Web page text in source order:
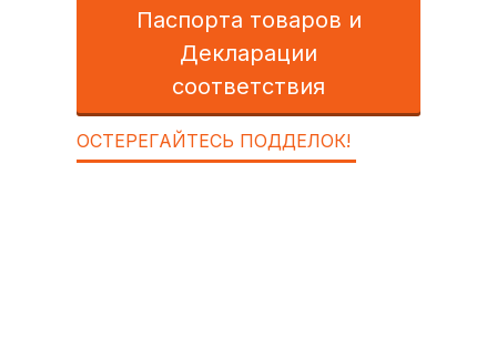
Паспорта товаров и
Декларации
соответствия
ОСТЕРЕГАЙТЕСЬ ПОДДЕЛОК!